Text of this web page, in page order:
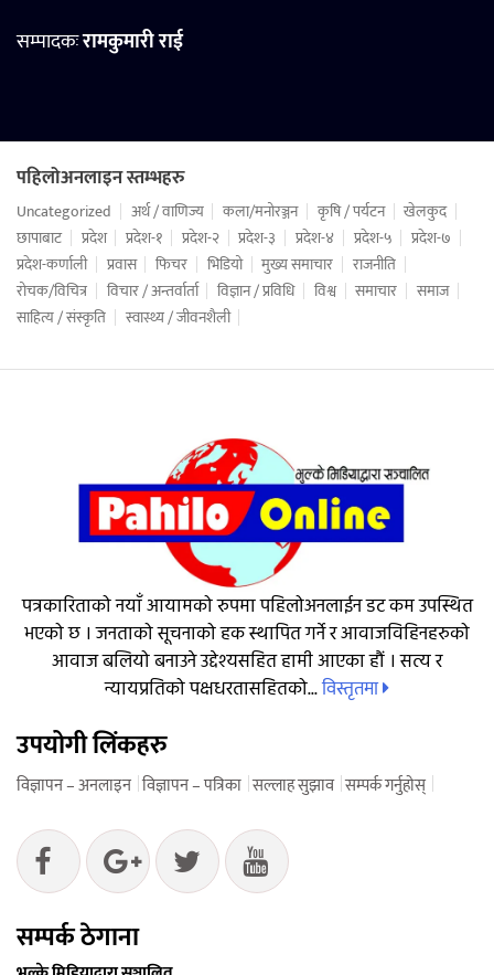
सम्पादकःरामकुमारी राई
पहिलोअनलाइन स्तम्भहरु
Uncategorized अर्थ / वाणिज्य कला/मनोरञ्जन कृषि / पर्यटन
खेलकुद
छापाबाट
प्रदेश प्रदेश-१ प्रदेश-२ प्रदेश-३ प्रदेश-४ प्रदेश-५
प्रदेश-७
प्रदेश-कर्णाली
प्रवास फिचर भिडियो मुख्य समाचार
राजनीति
रोचक/विचित्र
विचार / अन्तर्वार्ता विज्ञान / प्रविधि विश्व समाचार
समाज
साहित्य / संस्कृति
स्वास्थ्य / जीवनशैली
पत्रकारिताको नयाँ आयामको रुपमा पहिलोअनलाईन डट कम उपस्थित
भएको छ । जनताको सूचनाको हक स्थापित गर्ने र आवाजविहिनहरुको
आवाज बलियो बनाउने उद्देश्यसहित हामी आएका हौं । सत्य र
न्यायप्रतिको पक्षधरतासहितको...विस्तृतमा
उपयोगी लिंकहरु
विज्ञापन – अनलाइन विज्ञापन – पत्रिका सल्लाह सुझाव सम्पर्क गर्नुहोस्
सम्पर्क ठेगाना